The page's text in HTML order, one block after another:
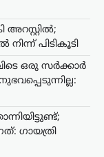
പിടികൂടി
ഒരു സര്‍ക്കാര്‍
ഗായത്രി